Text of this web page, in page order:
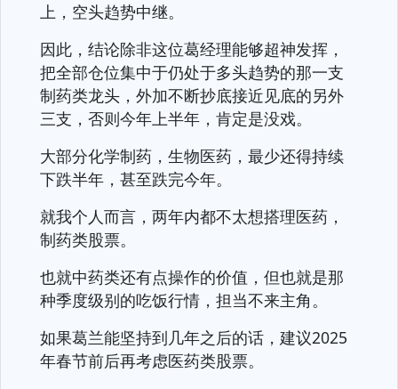
上，空头趋势中继。
因此，结论除非这位葛经理能够超神发挥，
把全部仓位集中于仍处于多头趋势的那一支
制药类龙头，外加不断抄底接近见底的另外
三支，否则今年上半年，肯定是没戏。
大部分化学制药，生物医药，最少还得持续
下跌半年，甚至跌完今年。
就我个人而言，两年内都不太想搭理医药，
制药类股票。
也就中药类还有点操作的价值，但也就是那
种季度级别的吃饭行情，担当不来主角。
如果葛兰能坚持到几年之后的话，建议2025
年春节前后再考虑医药类股票。